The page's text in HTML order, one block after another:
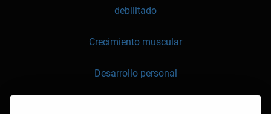
debilitado
Crecimiento muscular
Desarrollo personal